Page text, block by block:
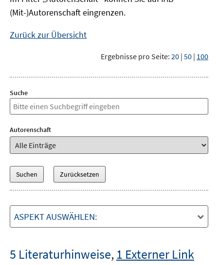
(Mit-)Autorenschaft eingrenzen.
Zurück zur Übersicht
Ergebnisse pro Seite: 20 | 50 | 100
Suche
Autorenschaft
ASPEKT AUSWÄHLEN:
5 Literaturhinweise, 1 Externer Link